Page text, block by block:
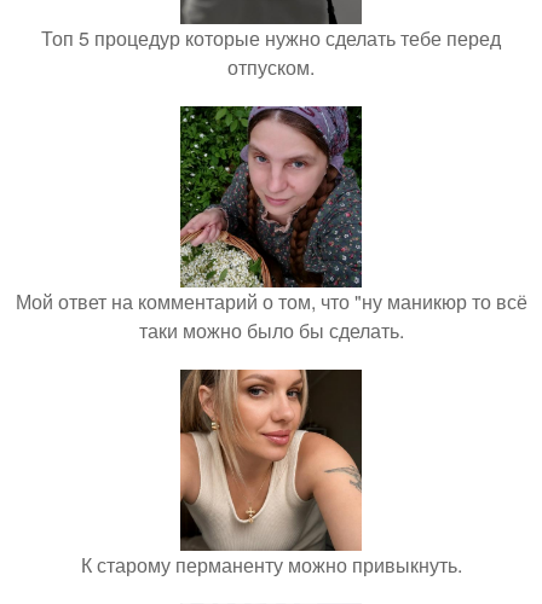
Топ 5 процедур которые нужно сделать тебе перед
отпуском.
Мой ответ на комментарий о том, что "ну маникюр то всё
таки можно было бы сделать.
К старому перманенту можно привыкнуть.